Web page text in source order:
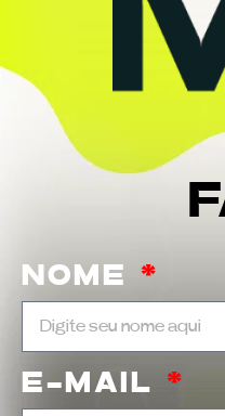
NOME
E-MAIL